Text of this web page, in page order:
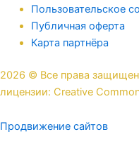
Пользовательское
Публичная оферта
Карта партнёра
2026 © Все права
лицензии: Creative
Продвижение сайтов